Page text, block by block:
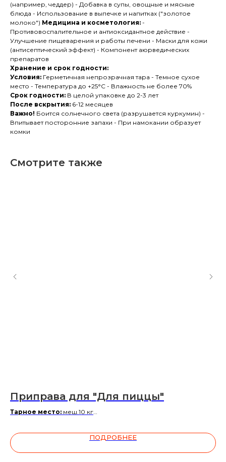
(например, чеддер) - Добавка в супы, овощные и мясные
блюда - Использование в выпечке и напитках ("золотое
молоко") Медицина и косметология: -
Противовоспалительное и антиоксидантное действие -
Улучшение пищеварения и работы печени - Маски для кожи
(антисептический эффект) - Компонент аюрведических
препаратов
Хранение и срок годности:
Условия: Герметичная непрозрачная тара - Темное сухое
место - Температура до +25°C - Влажность не более 70%
Срок годности: В целой упаковке до 2-3 лет
После вскрытия: 6-12 месяцев
Важно! Боится солнечного света (разрушается куркумин) -
Впитывает посторонние запахи - При намокании образует
комки
Смотрите также
Приправа для "Для пиццы"
Тарное место: меш.10 кг
менеджеру
ПОДРОБНЕЕ